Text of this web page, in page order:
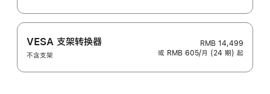
VESA 支架转换器
不含支架
RMB 14,499
或 RMB 605/月 (24 期) 起